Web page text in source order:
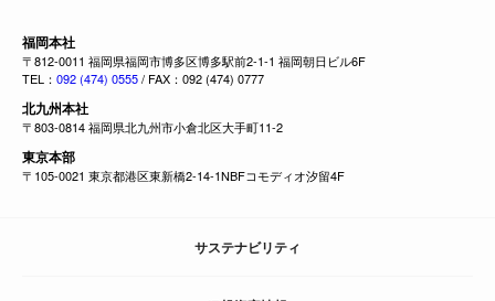
福岡本社
〒812-0011 福岡県福岡市博多区博多駅前2-1-1 福岡朝日ビル6F
TEL： 092 (474) 0555/ FAX：092 (474) 0777
北九州本社
〒803-0814 福岡県北九州市小倉北区大手町11-2
東京本部
〒105-0021 東京都港区東新橋2-14-1NBFコモディオ汐留4F
サステナビリティ